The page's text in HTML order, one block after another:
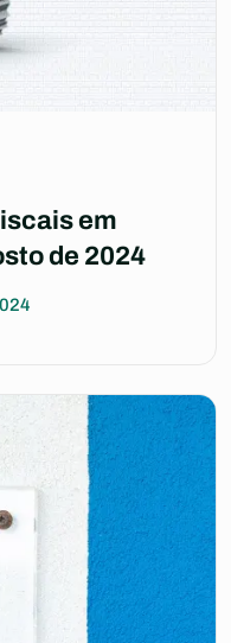
em
de 2024